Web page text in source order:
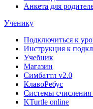
Анкета для
Ученику
Подключиться к
Инструкция к
Учебник
Магазин
Симбаттл v2.0
КлавоРебус
Системы счисления
KTurtle online